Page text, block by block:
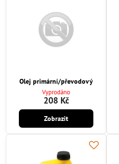
Olej primární/převodový
Vyprodáno
208 Kč
Zobrazit